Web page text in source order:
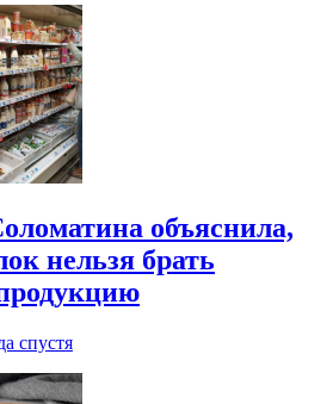
объяснила,
нельзя брать
спустя